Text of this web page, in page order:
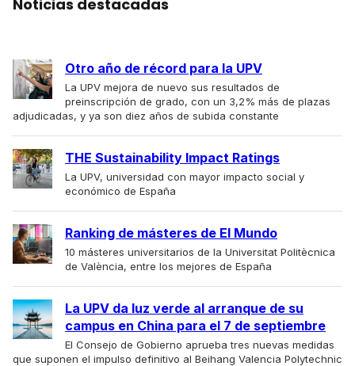
Noticias destacadas
Otro año de récord para la UPV
La UPV mejora de nuevo sus resultados de
preinscripción de grado, con un 3,2% más de plazas
adjudicadas, y ya son diez años de subida constante
THE Sustainability Impact Ratings
La UPV, universidad con mayor impacto social y
económico de España
Ranking de másteres de El Mundo
10 másteres universitarios de la Universitat Politècnica
de València, entre los mejores de España
La UPV da luz verde al arranque de su
campus en China para el 7 de septiembre
El Consejo de Gobierno aprueba tres nuevas medidas
que suponen el impulso definitivo al Beihang Valencia Polytechnic